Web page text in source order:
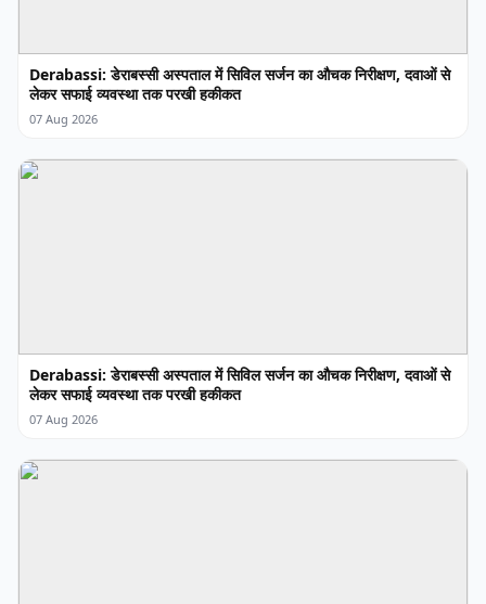
Derabassi: डेराबस्सी अस्पताल में सिविल सर्जन का औचक निरीक्षण, दवाओं से
लेकर सफाई व्यवस्था तक परखी हकीकत
07 Aug 2026
Derabassi: डेराबस्सी अस्पताल में सिविल सर्जन का औचक निरीक्षण, दवाओं से
लेकर सफाई व्यवस्था तक परखी हकीकत
07 Aug 2026